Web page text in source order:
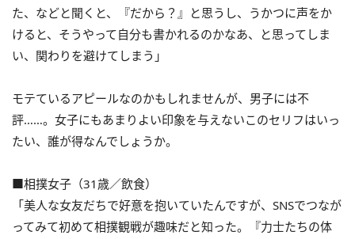
た、などと聞くと、『だから？』と思うし、うかつに声をか
けると、そうやって自分も書かれるのかなあ、と思ってしま
い、関わりを避けてしまう」
モテているアピールなのかもしれませんが、男子には不
評……。女子にもあまりよい印象を与えないこのセリフはいっ
たい、誰が得なんでしょうか。
■相撲女子（31歳／飲食）
「美人な女友だちで好意を抱いていたんですが、SNSでつなが
ってみて初めて相撲観戦が趣味だと知った。『力士たちの体